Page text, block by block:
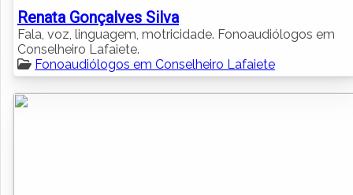
Renata Gonçalves Silva
Fala, voz, linguagem, motricidade. Fonoaudiólogos em
Conselheiro Lafaiete.
Fonoaudiólogos em Conselheiro Lafaiete